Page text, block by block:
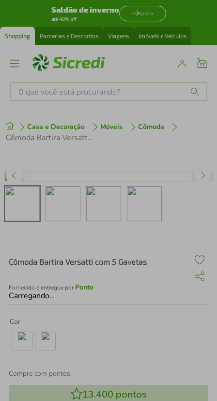
Saldão de inverno
até 40% off
Quero
Shopping Parcerias e Descontos Viagens Imóveis e Veículos
O que você está procurando?
Casa e Decoração Móveis Cômoda
Cômoda Bartira Versatti com 5 Gavetas
Cômoda Bartira Versatti com 5 Gavetas
Fornecido e entregue por Ponto
Carregando…
Cor
Compre com pontos:
13.400 pontos
1º tenis
perfume